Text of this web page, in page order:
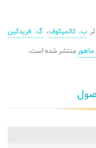
ب. کالمیکوف، گ. فریدکین
منتشر شده است.